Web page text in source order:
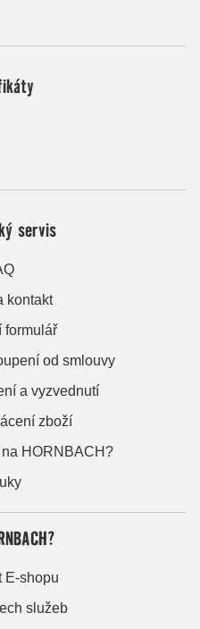
servis
kontakt
formulář
od smlouvy
a vyzvednutí
zboží
HORNBACH?
E-shopu
služeb